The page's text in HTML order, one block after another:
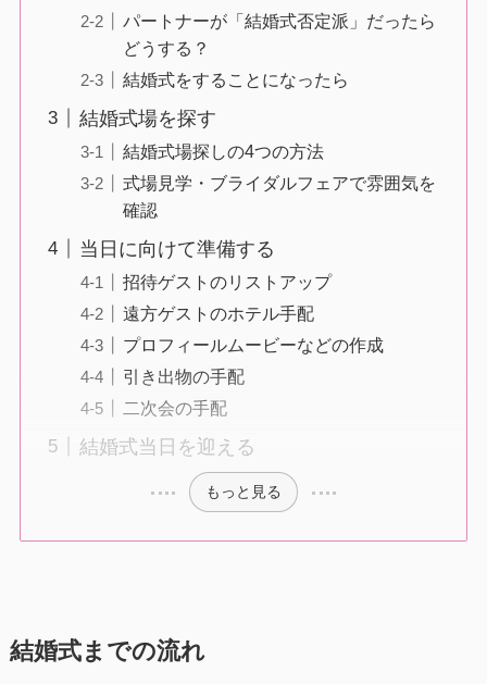
パートナーが「結婚式否定派」だったら
どうする？
結婚式をすることになったら
結婚式場を探す
結婚式場探しの4つの方法
式場見学・ブライダルフェアで雰囲気を
確認
当日に向けて準備する
招待ゲストのリストアップ
遠方ゲストのホテル手配
プロフィールムービーなどの作成
引き出物の手配
二次会の手配
結婚式当日を迎える
もっと見る
結婚式までの流れ